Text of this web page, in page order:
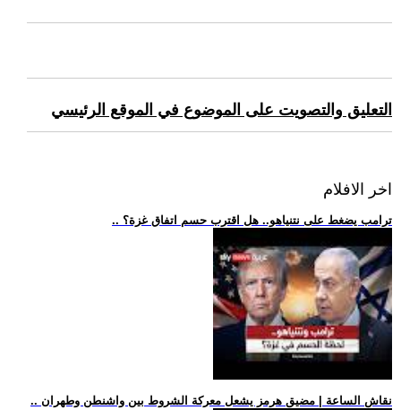
التعليق والتصويت على الموضوع في الموقع الرئيسي
اخر الافلام
.. ترامب يضغط على نتنياهو.. هل اقترب حسم اتفاق غزة؟
.. نقاش الساعة | مضيق هرمز يشعل معركة الشروط بين واشنطن وطهران